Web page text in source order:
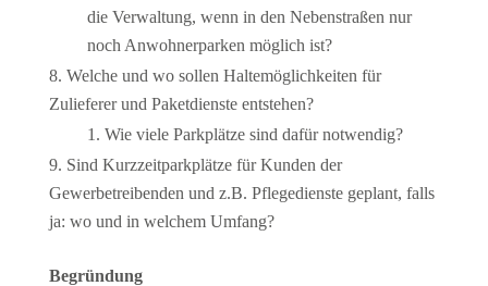
die Verwaltung, wenn in den Nebenstraßen nur
noch Anwohnerparken möglich ist?
Welche und wo sollen Haltemöglichkeiten für
Zulieferer und Paketdienste entstehen?
Wie viele Parkplätze sind dafür notwendig?
Sind Kurzzeitparkplätze für Kunden der
Gewerbetreibenden und z.B. Pflegedienste geplant, falls
ja: wo und in welchem Umfang?
Begründung